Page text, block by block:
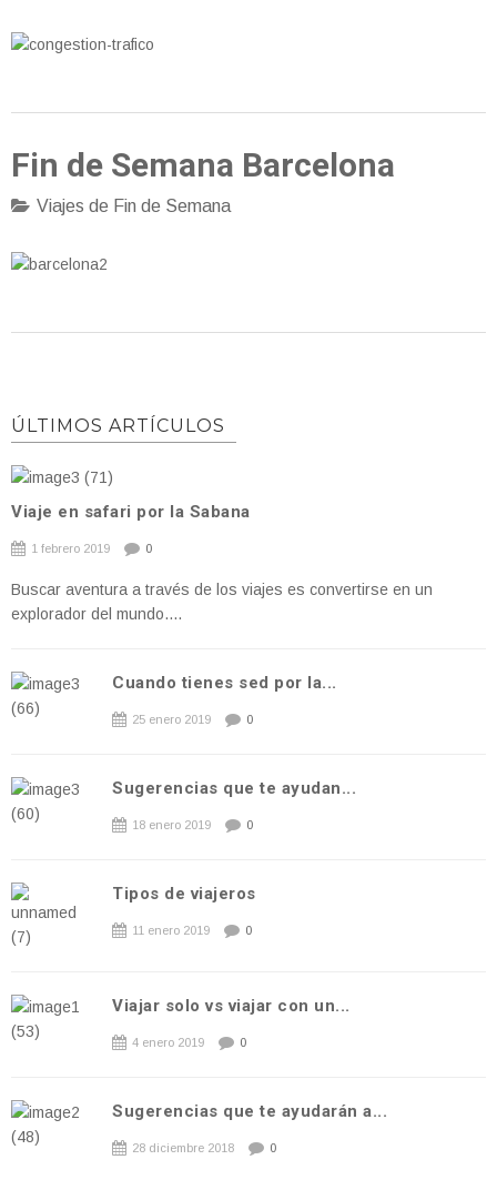
Fin de Semana Barcelona
Viajes de Fin de Semana
ÚLTIMOS ARTÍCULOS
Viaje en safari por la Sabana
1 febrero 2019 0
Buscar aventura a través de los viajes es convertirse en un
explorador del mundo....
Cuando tienes sed por la...
25 enero 2019 0
Sugerencias que te ayudan...
18 enero 2019 0
Tipos de viajeros
11 enero 2019 0
Viajar solo vs viajar con un...
4 enero 2019 0
Sugerencias que te ayudarán a...
28 diciembre 2018 0